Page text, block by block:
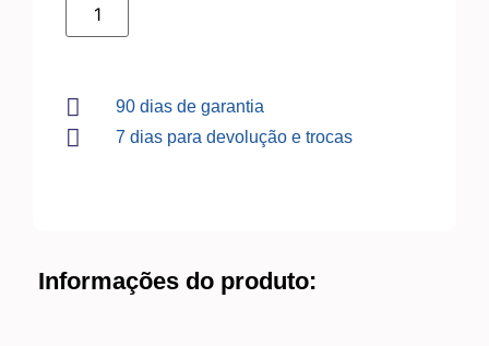
90 dias de garantia
7 dias para devolução e trocas
Informações do produto: